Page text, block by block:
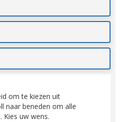
om te kiezen uit
naar beneden om alle
Kies uw wens.